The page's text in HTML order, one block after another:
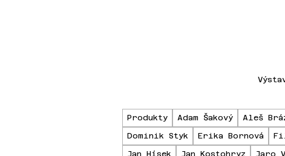
Produkty Adam Šakový Aleš
Dominik Styk
Erika Bornová
Jan Hísek
Jan Kostohryz Jaro